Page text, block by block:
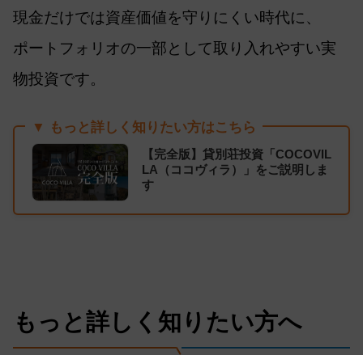
現金だけでは資産価値を守りにくい時代に、
ポートフォリオの一部として取り入れやすい実
物投資です。
▼ もっと詳しく知りたい方はこちら
【完全版】貸別荘投資「COCOVIL
LA（ココヴィラ）」をご説明しま
す
もっと詳しく知りたい方へ